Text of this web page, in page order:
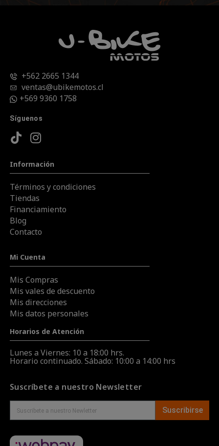
+562 2665 1344
ventas@ubikemotos.cl
+569 9360 1758
Síguenos
Información
Términos y condiciones
Tiendas
Financiamiento
Blog
Contacto
Mi Cuenta
Mis Compras
Mis vales de descuento
Mis direcciones
Mis datos personales
Horarios de Atención
Lunes a Viernes: 10 a 18:00 hrs.
Horario continuado. Sábado: 10:00 a 14:00 hrs
Suscríbete a nuestro Newsletter
Suscribirse